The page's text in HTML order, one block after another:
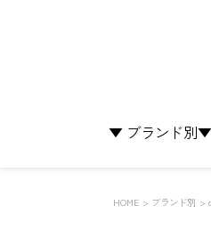
▼ ブランド別▼
HOME ブランド別